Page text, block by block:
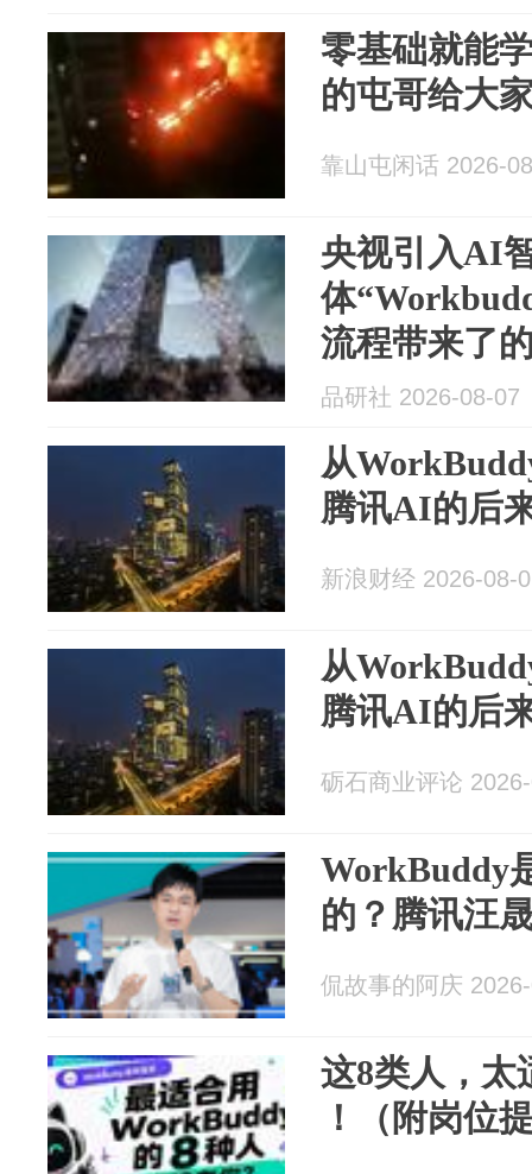
零基础就能
的屯哥给大
靠山屯闲话 2026-
央视引入AI
体
流程带来了
品研社 2026-08-07
从
腾讯AI的后
新浪财经 2026-08-
从
腾讯AI的后
砺石商业评论
WorkBuddy
的？腾讯汪
侃故事的阿庆
这8类人，太
！（附岗位